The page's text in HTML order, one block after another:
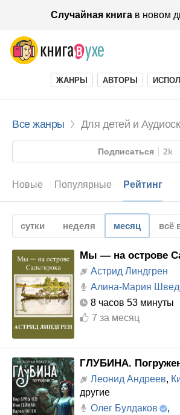
Случайная книгав новом
ЖАНРЫ АВТОРЫ
Все жанры Для детей и
Подписаться 2k
Новые Популярные Рейтинг
сутки неделя месяц всё
Мы — на острове
Астрид Линдгрен
Алина-Мария
8 часов 53 минуты
7 за месяц
ГЛУБИНА.
Леонид Андреев,
другие
Олег Булдаков
,